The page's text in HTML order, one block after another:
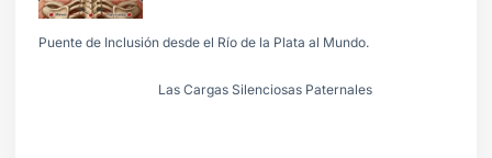
Puente de Inclusión desde el Río de la Plata al Mundo.
Las Cargas Silenciosas Paternales